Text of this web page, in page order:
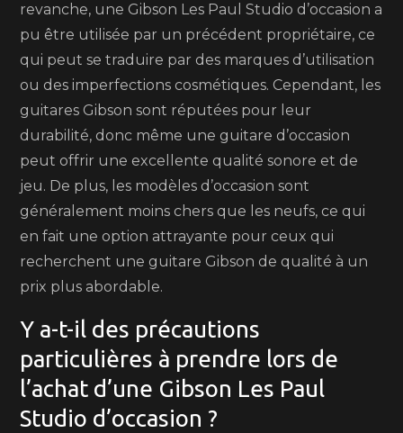
revanche, une Gibson Les Paul Studio d’occasion a
pu être utilisée par un précédent propriétaire, ce
qui peut se traduire par des marques d’utilisation
ou des imperfections cosmétiques. Cependant, les
guitares Gibson sont réputées pour leur
durabilité, donc même une guitare d’occasion
peut offrir une excellente qualité sonore et de
jeu. De plus, les modèles d’occasion sont
généralement moins chers que les neufs, ce qui
en fait une option attrayante pour ceux qui
recherchent une guitare Gibson de qualité à un
prix plus abordable.
Y a-t-il des précautions
particulières à prendre lors de
l’achat d’une Gibson Les Paul
Studio d’occasion ?